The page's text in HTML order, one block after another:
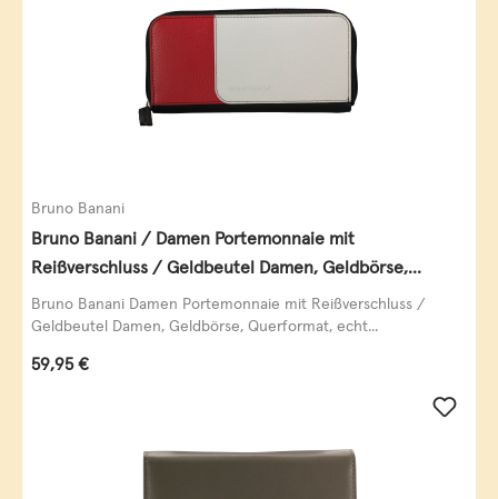
Bruno Banani
Bruno Banani / Damen Portemonnaie mit
Reißverschluss / Geldbeutel Damen, Geldbörse,
Querformat, echt Leder, black/white/red
Bruno Banani Damen Portemonnaie mit Reißverschluss /
Geldbeutel Damen, Geldbörse, Querformat, echt...
Regulärer Preis:
59,95 €